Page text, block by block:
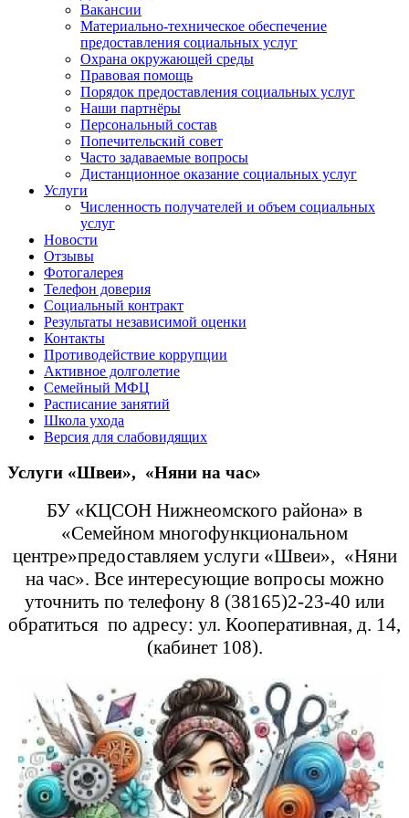
Вакансии
Материально-техническое обеспечение
предоставления социальных услуг
Охрана окружающей среды
Правовая помощь
Порядок предоставления социальных услуг
Наши партнёры
Персональный состав
Попечительский совет
Часто задаваемые вопросы
Дистанционное оказание социальных услуг
Услуги
Численность получателей и объем социальных
услуг
Новости
Отзывы
Фотогалерея
Телефон доверия
Социальный контракт
Результаты независимой оценки
Контакты
Противодействие коррупции
Активное долголетие
Семейный МФЦ
Расписание занятий
Школа ухода
Версия для слабовидящих
Услуги «Швеи», «Няни на час»
БУ «КЦСОН Нижнеомского района» в
«Семейном многофункциональном
центре»предоставляем услуги «Швеи», «Няни
на час». Все интересующие вопросы можно
уточнить по телефону 8 (38165)2-23-40 или
обратиться по адресу: ул. Кооперативная, д. 14,
(кабинет 108).